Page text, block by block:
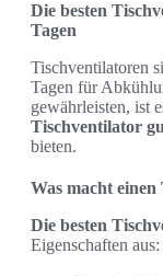
Die besten
Tagen
Tischventilatoren
Tagen für
gewährleisten, ist
Tischventilator
bieten.
Was macht
Die besten
Eigenschaften aus: